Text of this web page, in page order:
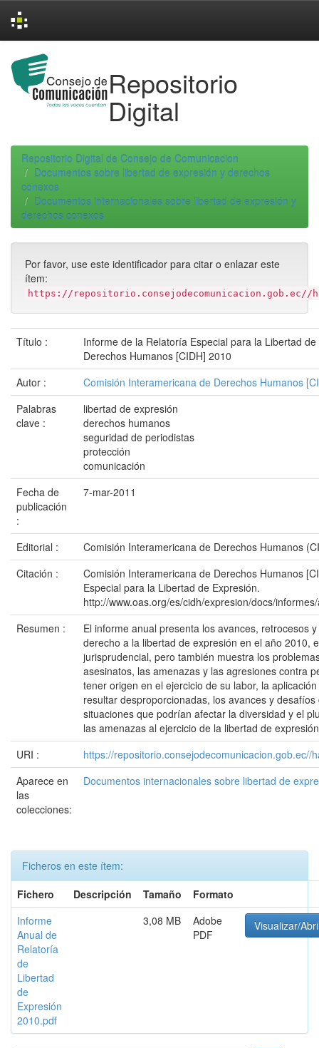
navigation
Repositorio
Digital
Repositorio Digital de Consejo de Comunicacion
Documentos sobre libertad de expresión y derechos
conexos
Documentos internacionales sobre libertad de expresión y
derechos conexos
Por favor, use este identificador para citar o enlazar este
ítem:
https://repositorio.consejodecomunicacion.gob.ec//
Título :
Informe de la Relatoría Especial para la Libertad
Derechos Humanos [CIDH] 2010
Autor :
Comisión Interamericana de Derechos Humanos
Palabras
clave :
libertad de expresión
derechos humanos
seguridad de periodistas
protección
comunicación
Fecha de
publicación
:
7-mar-2011
Editorial :
Comisión Interamericana de Derechos Humanos
Citación :
Comisión Interamericana de Derechos Humanos
Especial para la Libertad de Expresión.
http://www.oas.org/es/cidh/expresion/docs/
Resumen :
El informe anual presenta los avances, retrocesos
derecho a la libertad de expresión en el año 2010,
jurisprudencial, pero también muestra los
asesinatos, las amenazas y las agresiones contra
tener origen en el ejercicio de su labor, la
resultar desproporcionadas, los avances y
situaciones que podrían afectar la diversidad y el
las amenazas al ejercicio de la libertad de
URI :
https://repositorio.consejodecomunicacion.gob.ec//
Aparece en
las
colecciones:
Documentos internacionales sobre libertad de
Ficheros en este ítem:
Fichero
Descripción Tamaño
Formato
Informe
Anual de
Relatoría
de
Libertad
de
Expresión
2010.pdf
3,08 MB
Adobe
PDF
Visualizar/